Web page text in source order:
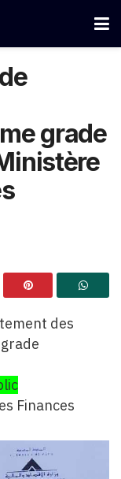
grade
des
Finances